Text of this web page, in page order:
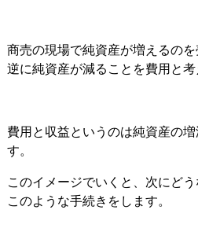
商売の現場で純資産が増えるのを
逆に純資産が減ることを費用と考
費用と収益というのは純資産の
す。
このイメージでいくと、次にど
このような手続きをします。